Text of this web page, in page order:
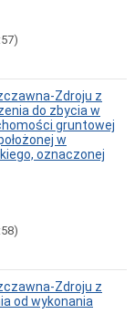
Zdroju z
do zbycia w
gruntowej
w
oznaczonej
Zdroju z
od wykonania